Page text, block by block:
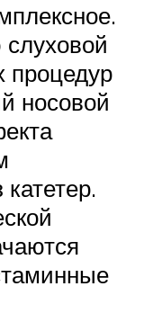
процедур
носовой